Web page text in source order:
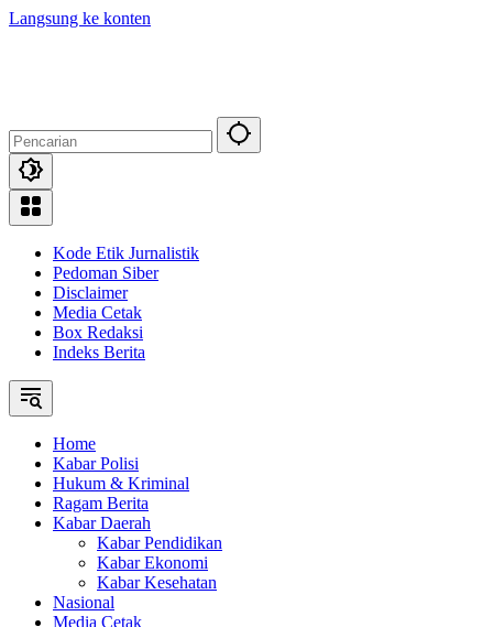
Langsung ke konten
Kode Etik Jurnalistik
Pedoman Siber
Disclaimer
Media Cetak
Box Redaksi
Indeks Berita
Home
Kabar Polisi
Hukum & Kriminal
Ragam Berita
Kabar Daerah
Kabar Pendidikan
Kabar Ekonomi
Kabar Kesehatan
Nasional
Media Cetak